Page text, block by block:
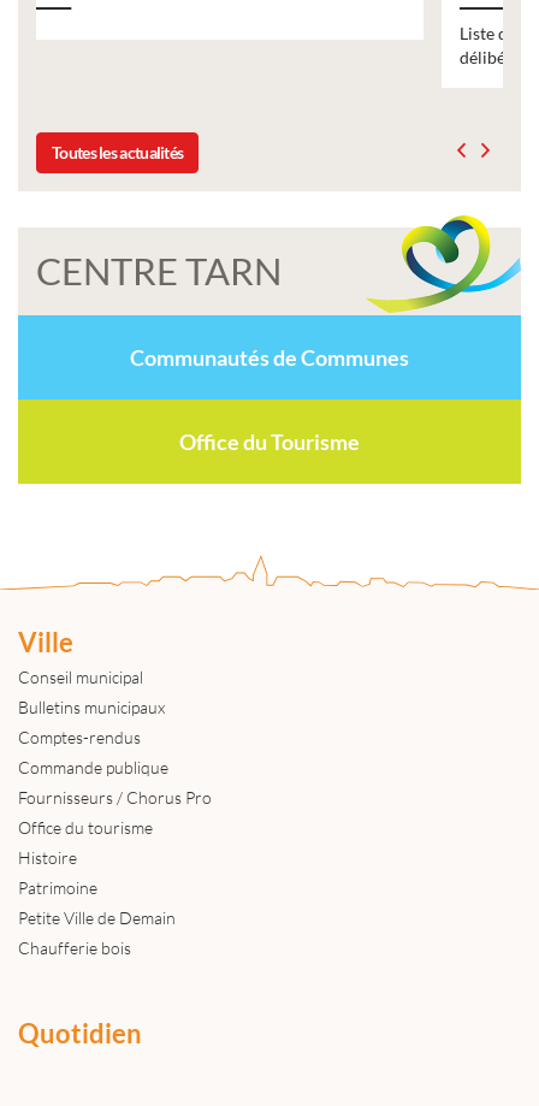
délibération du conseil municipal du 19 décembre 2025
Toutes les actualités
CENTRE TARN
Communautés de Communes
Office du Tourisme
Ville
Conseil municipal
Bulletins municipaux
Comptes-rendus
Commande publique
Fournisseurs / Chorus Pro
Office du tourisme
Histoire
Patrimoine
Petite Ville de Demain
Chaufferie bois
Quotidien